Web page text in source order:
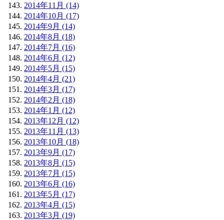
2014年11月 (14)
2014年10月 (17)
2014年9月 (14)
2014年8月 (18)
2014年7月 (16)
2014年6月 (12)
2014年5月 (15)
2014年4月 (21)
2014年3月 (17)
2014年2月 (18)
2014年1月 (12)
2013年12月 (12)
2013年11月 (13)
2013年10月 (18)
2013年9月 (17)
2013年8月 (15)
2013年7月 (15)
2013年6月 (16)
2013年5月 (17)
2013年4月 (15)
2013年3月 (19)